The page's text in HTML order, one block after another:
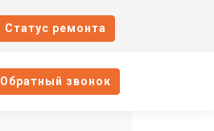
Cтатус ремонта
Oбратный звонок